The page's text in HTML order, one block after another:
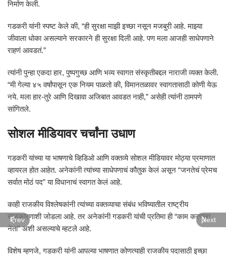
निर्माण केली.
गडकरी यांनी स्पष्ट केले की, “ही सुरक्षा माझी इच्छा नसून मजबुरी आहे. माझ्या
जीवाला धोका असल्याने सरकारने ही सुरक्षा दिली आहे. पण मला आजही साधेपणाने
राहणं आवडतं.”
त्यांनी पुन्हा एकदा हार, पुष्पगुच्छ आणि भव्य स्वागत संस्कृतीबद्दल नाराजी व्यक्त केली.
“मी गेल्या ४५ वर्षांपासून एक नियम पाळतो की, विमानतळावर स्वागतासाठी कोणी येऊ
नये. मला हार-तुरे आणि दिखावा अजिबात आवडत नाही,” असेही त्यांनी ठामपणे
सांगितले.
सोशल मीडियावर चर्चांना उधाण
गडकरी यांच्या या भाषणाचे व्हिडिओ आणि वक्तव्ये सोशल मीडियावर मोठ्या प्रमाणात
व्हायरल होत आहेत. अनेकांनी त्यांच्या साधेपणाचं कौतुक केलं असून “जनतेचं प्रेमच
सर्वात मोठं पद” या विधानाचं स्वागत केलं आहे.
काही राजकीय विश्लेषकांनी त्यांच्या वक्तव्याचा संबंध भविष्यातील राष्ट्रीय
राजकारणाशी जोडला आहे. तर अनेकांनी गडकरी यांची प्रतिमा ही “काम करणारा
नेता” अशी असल्याचे म्हटले आहे.
विशेष म्हणजे, गडकरी यांनी आपल्या भाषणात कोणत्याही राजकीय पदासाठी इच्छा
Prev Next